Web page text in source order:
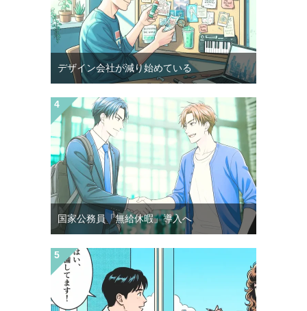
デザイン会社が減り始めている
国家公務員「無給休暇」導入へ